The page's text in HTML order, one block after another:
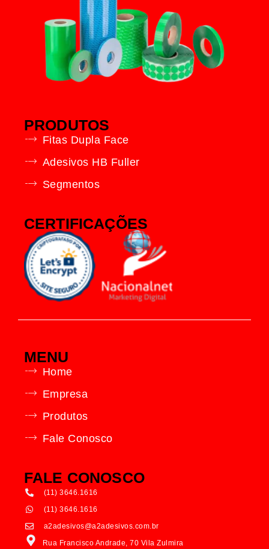
PRODUTOS
Fitas Dupla Face
Adesivos HB Fuller
Segmentos
CERTIFICAÇÕES
MENU
Home
Empresa
Produtos
Fale Conosco
FALE CONOSCO
(11) 3646.1616
(11) 3646.1616
a2adesivos@a2adesivos.com.br
Rua Francisco Andrade, 70 Vila Zulmira